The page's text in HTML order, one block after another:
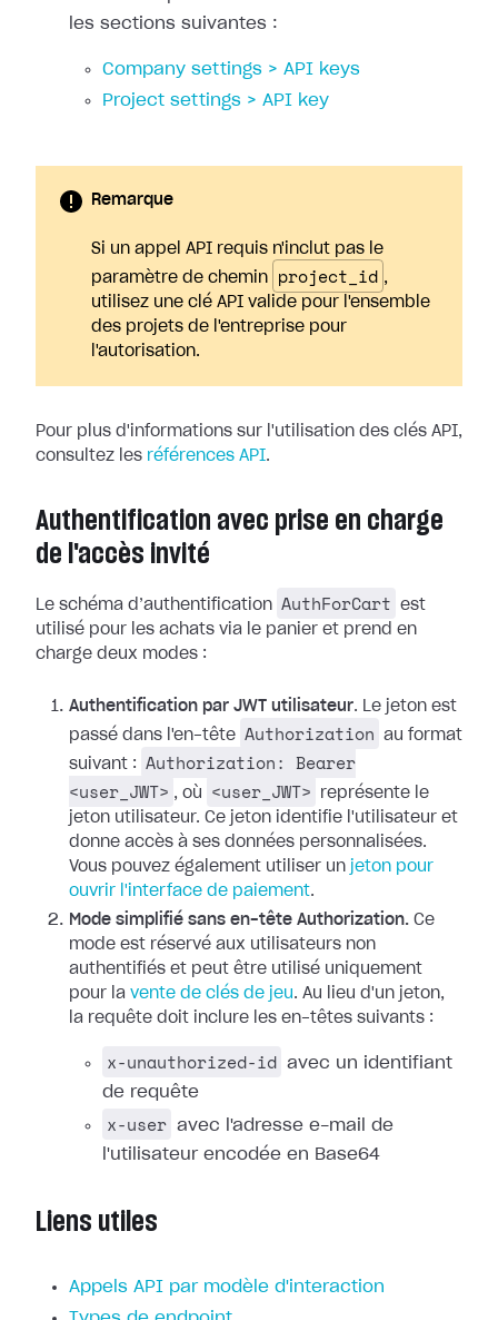
les sections suivantes :
Company settings > API keys
Project settings > API key
Remarque
Si un appel API requis n'inclut pas le
paramètre de chemin
project_id ,
utilisez une clé API valide pour l'ensemble
des projets de l'entreprise pour
l'autorisation.
Pour plus d'informations sur l'utilisation des clés API,
consultez les références API.
Authentification avec prise en charge
de l'accès invité
Le schéma d’authentification AuthForCart
est
utilisé pour les achats via le panier et prend en
charge deux modes :
Authentification par JWT utilisateur. Le jeton est
passé dans l'en-tête Authorization
au format
suivant :
Authorization: Bearer
<user_JWT> , où <user_JWT>
représente le
jeton utilisateur. Ce jeton identifie l'utilisateur et
donne accès à ses données personnalisées.
Vous pouvez également utiliser un jeton pour
ouvrir l'interface de paiement.
Mode simplifié sans en-tête Authorization. Ce
mode est réservé aux utilisateurs non
authentifiés et peut être utilisé uniquement
pour la vente de clés de jeu . Au lieu d'un jeton,
la requête doit inclure les en-têtes suivants :
x-unauthorized-id avec un identifiant
de requête
x-user avec l'adresse e-mail de
l'utilisateur encodée en Base64
Liens utiles
Appels API par modèle d'interaction